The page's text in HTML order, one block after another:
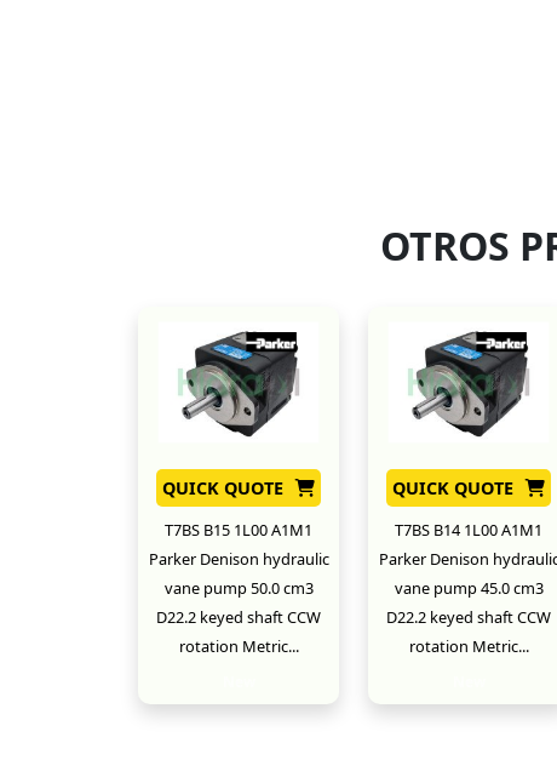
OTROS
QUICK QUOTE
T7BS B15 1L00 A1M1
Parker Denison hydraulic
vane pump 50.0 cm3
D22.2 keyed shaft CCW
rotation Metric...
QUICK QUOTE
T7BS B14 1L00 A1M1
Parker Denison
vane pump 45.0 cm3
D22.2 keyed shaft CCW
rotation Metric...